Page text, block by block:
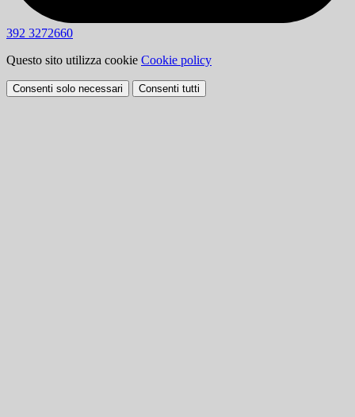
392 3272660
Questo sito utilizza cookie Cookie policy
Consenti solo necessari Consenti tutti